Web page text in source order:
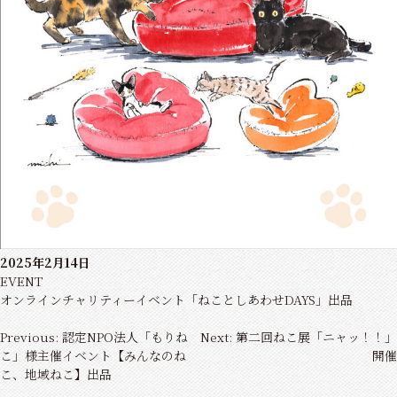
2025年2月14日
EVENT
オンラインチャリティーイベント「ねことしあわせDAYS」出品
投
稿
ナ
Previous: 認定NPO法人「もりね
こ」様主催イベント【みんなのね
こ、地域ねこ】出品
Next: 第二回ねこ展「ニャッ！！」
開催